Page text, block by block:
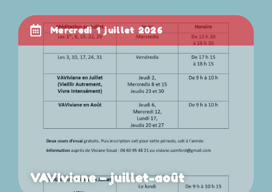
mercredi 1 juillet 2026
VAVIviane – juillet-août